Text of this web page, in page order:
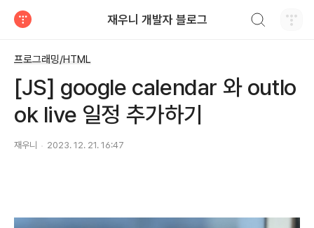
재우니 개발자 블로그
프로그래밍/HTML
[JS] google calendar 와 outlo
ok live 일정 추가하기
재우니 2023. 12. 21. 16:47